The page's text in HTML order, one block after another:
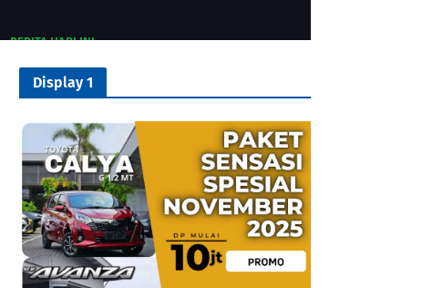
BERITA HARI INI
KRI Yos Sudarso-353 Sandar di Bitung:
Bentuk Unggul Keamanan Maritim Utara
Sulawesi
Display 1